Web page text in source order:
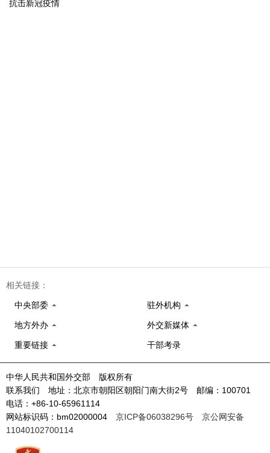
抗击新冠疫情
相关链接：
中央部委 驻外机构
地方外办 外交新媒体
重要链接 干部考录
中华人民共和国外交部 版权所有
联系我们 地址：北京市朝阳区朝阳门南大街2号 邮编：100701
电话：+86-10-65961114
网站标识码：bm02000004 京ICP备06038296号
京公网安备
11040102700114